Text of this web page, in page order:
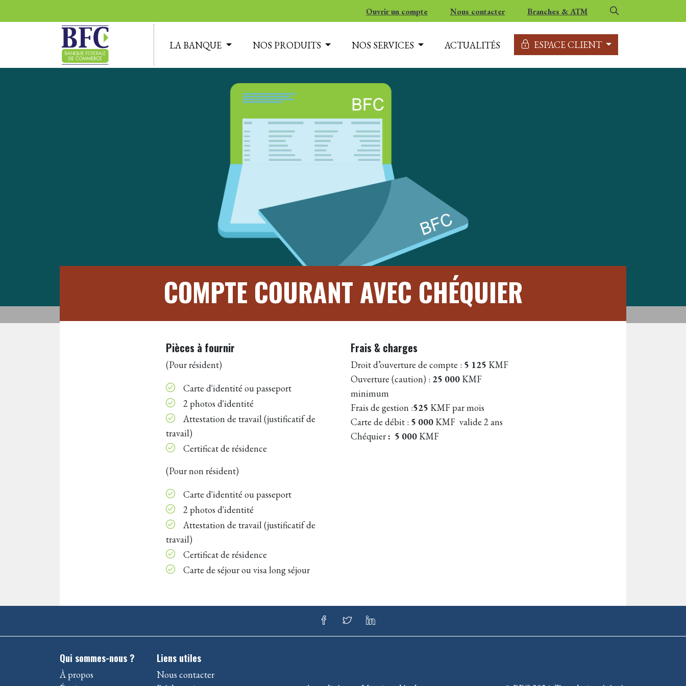
Ouvrir un compte Nous contacter Branches & ATM
LA BANQUE NOS PRODUITS NOS SERVICES ACTUALITÉS ESPACE CLIENT
COMPTE COURANT AVEC CHÉQUIER
Pièces à fournir
(Pour résident)
Carte d'identité ou passeport
2 photos d'identité
Attestation de travail (justificatif de
travail)
Certificat de résidence
(Pour non résident)
Carte d'identité ou passeport
2 photos d'identité
Attestation de travail (justificatif de
travail)
Certificat de résidence
Carte de séjour ou visa long séjour
Frais & charges
Droit d’ouverture de compte : 5 125 KMF
Ouverture (caution) : 25 000 KMF
minimum
Frais de gestion :525 KMF par mois
Carte de débit : 5 000 KMF valide 2 ans
Chéquier : 5 000 KMF
Qui sommes-nous ?
À propos
Liens utiles
Nous contacter